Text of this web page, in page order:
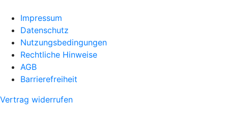
Impressum
Datenschutz
Nutzungsbedingungen
Rechtliche Hinweise
AGB
Barrierefreiheit
Vertrag widerrufen